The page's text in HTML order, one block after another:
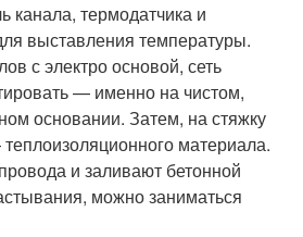
канала, термодатчика и
выставления температуры.
с электро основой, сеть
— именно на чистом,
основании. Затем, на стяжку
материала.
и заливают бетонной
можно заниматься